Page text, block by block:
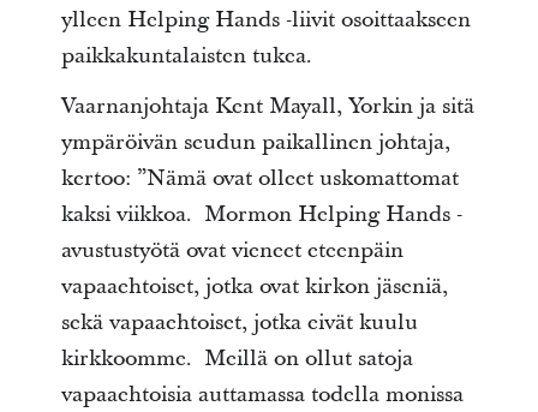
ylleen Helping Hands -liivit osoittaakseen
paikkakuntalaisten tukea.
Vaarnanjohtaja Kent Mayall, Yorkin ja sitä
ympäröivän seudun paikallinen johtaja,
kertoo: ”Nämä ovat olleet uskomattomat
kaksi viikkoa. Mormon Helping Hands -
avustustyötä ovat vieneet eteenpäin
vapaaehtoiset, jotka ovat kirkon jäseniä,
sekä vapaaehtoiset, jotka eivät kuulu
kirkkoomme. Meillä on ollut satoja
vapaaehtoisia auttamassa todella monissa